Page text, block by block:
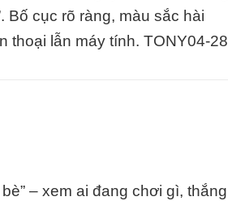
Bố cục rõ ràng, màu sắc hài
thoại lẫn máy tính. TONY04-28
– xem ai đang chơi gì, thắng